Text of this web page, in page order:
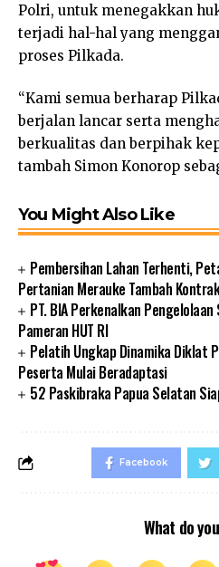
Polri, untuk menegakkan
terjadi hal-hal yang
proses Pilkada.
“Kami semua berharap
berjalan lancar serta
berkualitas dan berpihak
tambah Simon Konorop
You Might Also Like
Pembersihan Lahan Terhenti,
Pertanian Merauke Tambah
PT. BIA Perkenalkan
Pameran HUT RI
Pelatih Ungkap Dinamika Diklat
Peserta Mulai Beradaptasi
52 Paskibraka Papua Selatan
Facebook
What do